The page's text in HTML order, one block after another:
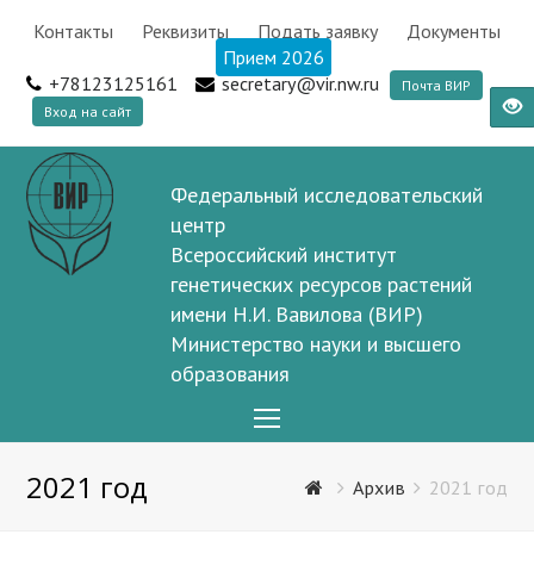
Контакты Реквизиты Подать заявку
Документы
Прием 2026
+78123125161
secretary@vir.nw.ru
Почта ВИР
Вход на сайт
Федеральный исследовательский
центр
Всероссийский институт
генетических ресурсов растений
имени Н.И. Вавилова (ВИР)
Министерство науки и высшего
образования
Menu
2021 год Архив 2021 год